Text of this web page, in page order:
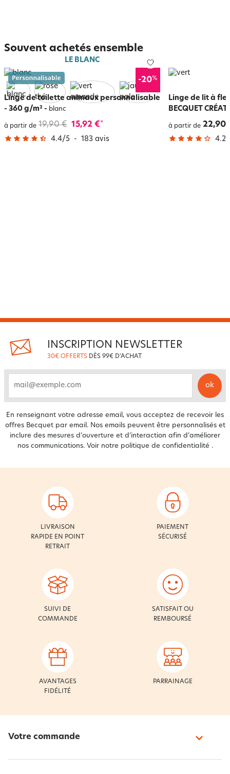
Souvent achetés ensemble
LE BLANC
-20%
Linge de toilette animaux personnalisable
- 360 g/m² - blanc
à partir de 19,90 € 15,92 €*
4.4/5 - 183 avis
Linge de lit à
BECQUET
à partir de 22,90
4.2
INSCRIPTION NEWSLETTER
30€ OFFERTS DÈS 99€ D'ACHAT
ok
En renseignant votre adresse email, vous acceptez de recevoir les
offres Becquet par email. Nos emails peuvent être personnalisés et
inclure des mesures d’ouverture et d’interaction afin d’améliorer
nos communications. Voir notre politique de confidentialité .
LIVRAISON
RAPIDE EN POINT
RETRAIT
PAIEMENT
SÉCURISÉ
SUIVI DE
COMMANDE
SATISFAIT OU
REMBOURSÉ
AVANTAGES
FIDÉLITÉ
PARRAINAGE
Votre commande